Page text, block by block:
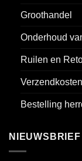
Groothandel
Onderhoud
Ruilen en
Verzendkosten
Bestelling
NIEUWSBRIEF